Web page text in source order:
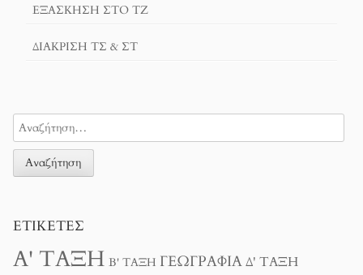
ΕΞΆΣΚΗΣΗ ΣΤΟ ΤΖ
ΔΙΆΚΡΙΣΗ ΤΣ & ΣΤ
ΕΤΙΚΈΤΕΣ
Α' ΤΆΞΗ Β' ΤΆΞΗ ΓΕΩΓΡΑΦΊΑΔ' ΤΆΞΗ